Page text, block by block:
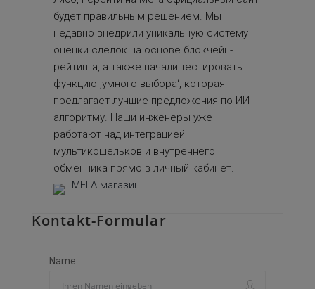
будет правильным решением. Мы
недавно внедрили уникальную систему
оценки сделок на основе блокчейн-
рейтинга, а также начали тестировать
функцию ‚умного выбора‘, которая
предлагает лучшие предложения по ИИ-
алгоритму. Наши инженеры уже
работают над интеграцией
мультикошельков и внутреннего
обменника прямо в личный кабинет.
МЕГА магазин
Kontakt-Formular
Name